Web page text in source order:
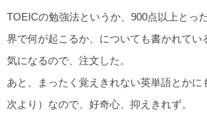
TOEICの勉強法というか、900点以上とっ
界で何が起こるか、についても書かれてい
気になるので、注文した。
あと、まったく覚えきれない英単語とかに
次より）なので、好奇心、抑えきれず。